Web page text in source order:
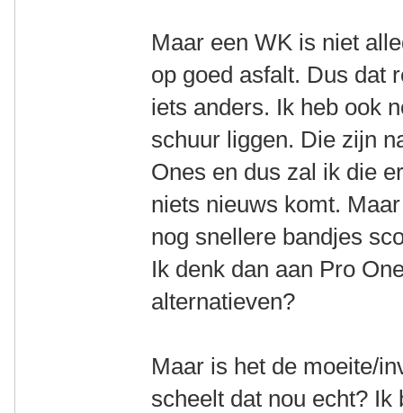
Maar een WK is niet
op goed asfalt. Dus dat
iets anders. Ik heb ook
schuur liggen. Die zijn
Ones en dus zal ik die
niets nieuws komt.
nog snellere bandjes
Ik denk dan aan Pro
alternatieven?
Maar is het de moeite/
scheelt dat nou echt?